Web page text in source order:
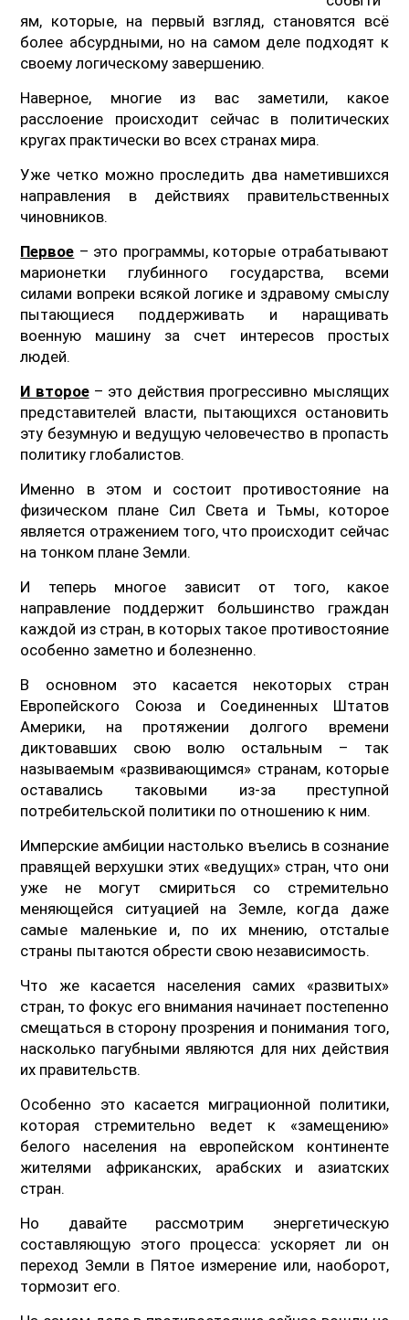
ям, которые, на первый взгляд, становятся всё
более абсурдными, но на самом деле подходят к
своему логическому завершению.
Наверное, многие из вас заметили, какое
расслоение происходит сейчас в политических
кругах практически во всех странах мира.
Уже четко можно проследить два наметившихся
направления в действиях правительственных
чиновников.
Первое – это программы, которые отрабатывают
марионетки глубинного государства, всеми
силами вопреки всякой логике и здравому смыслу
пытающиеся поддерживать и наращивать
военную машину за счет интересов простых
людей.
И второе– это действия прогрессивно мыслящих
представителей власти, пытающихся остановить
эту безумную и ведущую человечество в пропасть
политику глобалистов.
Именно в этом и состоит противостояние на
физическом плане Сил Света и Тьмы, которое
является отражением того, что происходит сейчас
на тонком плане Земли.
И теперь многое зависит от того, какое
направление поддержит большинство граждан
каждой из стран, в которых такое противостояние
особенно заметно и болезненно.
В основном это касается некоторых стран
Европейского Союза и Соединенных Штатов
Америки, на протяжении долгого времени
диктовавших свою волю остальным – так
называемым «развивающимся» странам, которые
оставались таковыми из-за преступной
потребительской политики по отношению к ним.
Имперские амбиции настолько въелись в сознание
правящей верхушки этих «ведущих» стран, что они
уже не могут смириться со стремительно
меняющейся ситуацией на Земле, когда даже
самые маленькие и, по их мнению, отсталые
страны пытаются обрести свою независимость.
Что же касается населения самих «развитых»
стран, то фокус его внимания начинает постепенно
смещаться в сторону прозрения и понимания того,
насколько пагубными являются для них действия
их правительств.
Особенно это касается миграционной политики,
которая стремительно ведет к «замещению»
белого населения на европейском континенте
жителями африканских, арабских и азиатских
стран.
Но давайте рассмотрим энергетическую
составляющую этого процесса: ускоряет ли он
переход Земли в Пятое измерение или, наоборот,
тормозит его.